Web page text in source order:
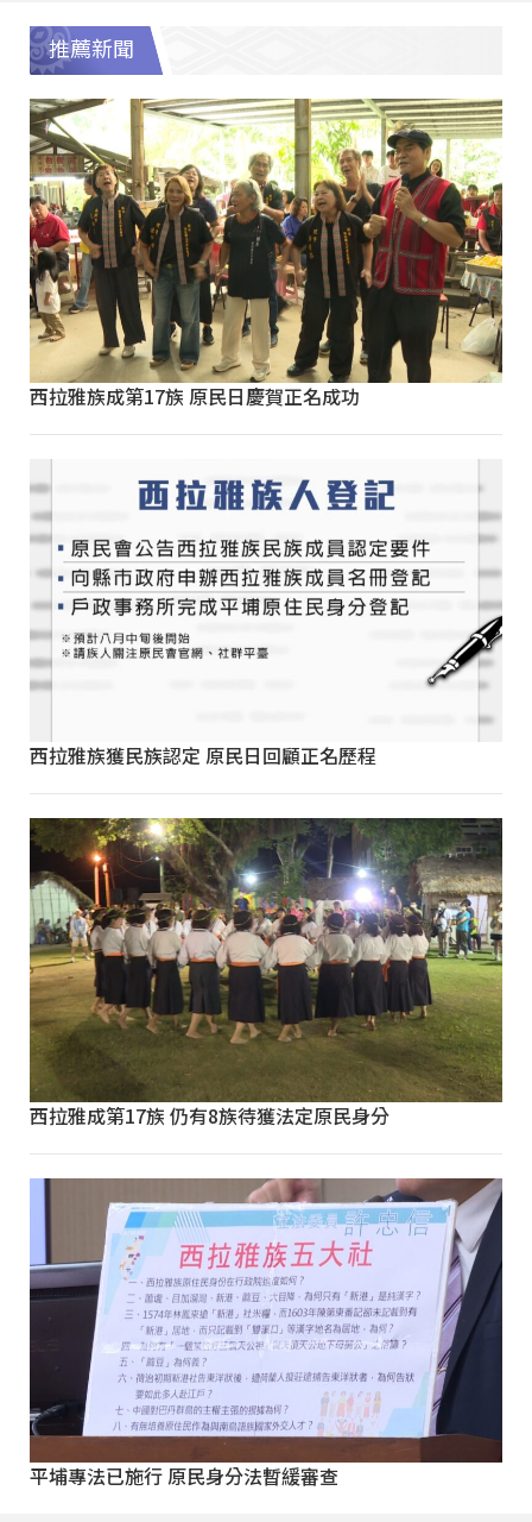
推薦新聞
西拉雅族成第17族 原民日慶賀正名成功
西拉雅族獲民族認定 原民日回顧正名歷程
西拉雅成第17族 仍有8族待獲法定原民身分
平埔專法已施行 原民身分法暫緩審查